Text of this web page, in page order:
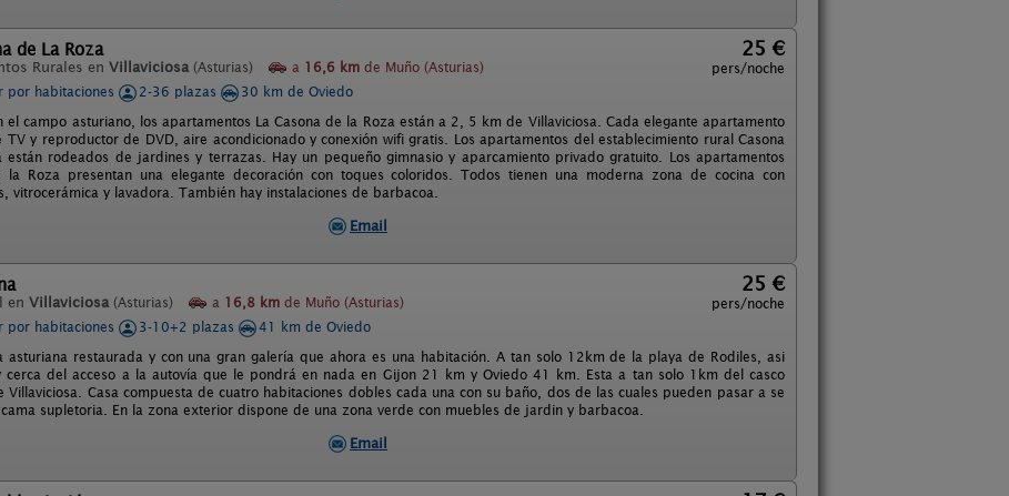
de La Roza
Rurales en Villaviciosa (Asturias) a 16,6 km de Muño (Asturias)
25 €
pers/noche
por habitaciones
2-36 plazas
30 km de Oviedo
el campo asturiano, los apartamentos La Casona de la Roza están a 2, 5 km de Villaviciosa. Cada elegante apartamento
TV y reproductor de DVD, aire acondicionado y conexión wifi gratis. Los apartamentos del establecimiento rural Casona
están rodeados de jardines y terrazas. Hay un pequeño gimnasio y aparcamiento privado gratuito. Los apartamentos
la Roza presentan una elegante decoración con toques coloridos. Todos tienen una moderna zona de cocina con
vitrocerámica y lavadora. También hay instalaciones de barbacoa.
Email
en Villaviciosa (Asturias) a 16,8 km de Muño (Asturias)
25 €
pers/noche
por habitaciones
3-10+2 plazas
41 km de Oviedo
asturiana restaurada y con una gran galería que ahora es una habitación. A tan solo 12km de la playa de Rodiles, asi
cerca del acceso a la autovía que le pondrá en nada en Gijon 21 km y Oviedo 41 km. Esta a tan solo 1km del casco
Villaviciosa. Casa compuesta de cuatro habitaciones dobles cada una con su baño, dos de las cuales pueden pasar a se
supletoria. En la zona exterior dispone de una zona verde con muebles de jardin y barbacoa.
Email